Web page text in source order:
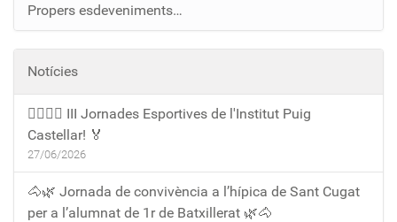
Propers esdeveniments…
Notícies
🏃‍♀️🏃‍♂️ III Jornades Esportives de l'Institut Puig
Castellar! 🏅
27/06/2026
🐴🌿 Jornada de convivència a l’hípica de Sant Cugat
per a l’alumnat de 1r de Batxillerat 🌿🐴